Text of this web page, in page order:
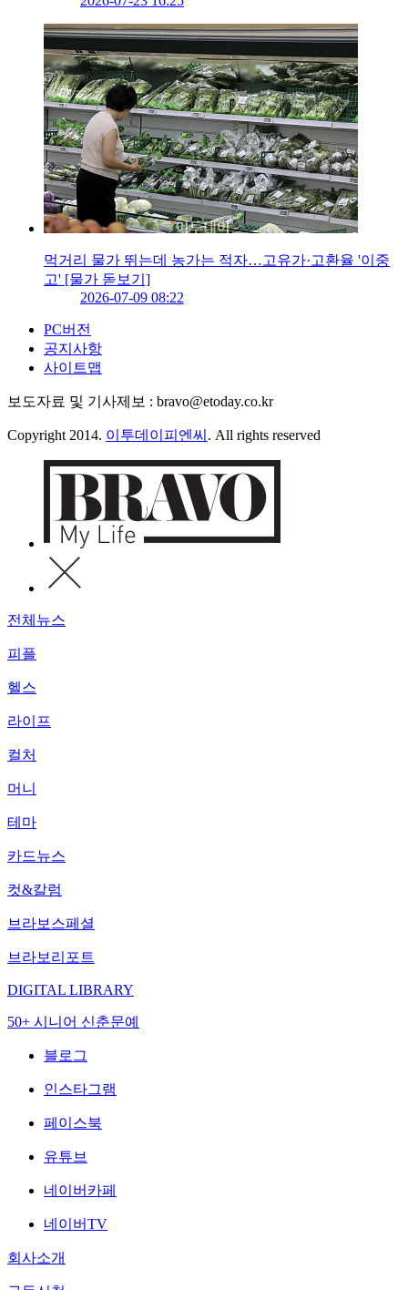
먹거리 물가 뛰는데 농가는 적자…고유가·고환율 '이중
고' [물가 돋보기]
2026-07-09 08:22
PC버전
공지사항
사이트맵
보도자료 및 기사제보 : bravo@etoday.co.kr
Copyright 2014. 이투데이피엔씨 . All rights reserved
전체뉴스
피플
헬스
라이프
컬처
머니
테마
카드뉴스
컷&칼럼
브라보스페셜
브라보리포트
DIGITAL LIBRARY
50+ 시니어 신춘문예
블로그
인스타그램
페이스북
유튜브
네이버카페
네이버TV
회사소개